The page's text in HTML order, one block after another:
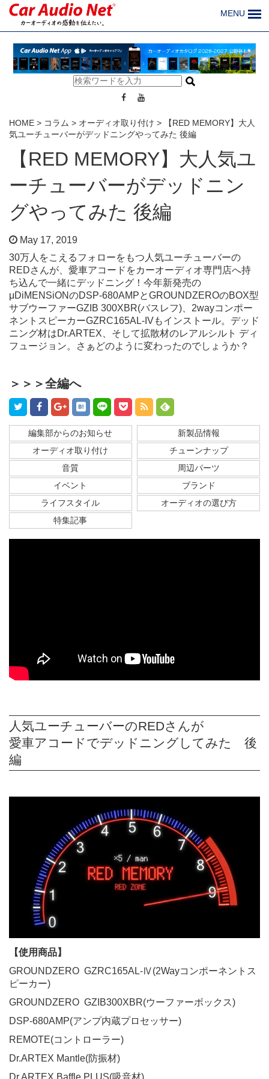
MENU
HOME > コラム > オーディオ取り付け >
【RED MEMORY】大人
気ユーチューバーがデッドニングやってみた 後編
【RED MEMORY】大人気ユ
ーチューバーがデッドニン
グやってみた 後編
May 17, 2019
30万人をこえるフォローをもつ人気ユーチューバーの
REDさんが、愛車アコードをカーオーディオ専門店へ持
ち込んで一緒にデッドニング！今年新発売の
μDiMENSiONのDSP-680AMPとGROUNDZEROのBOX型
サブウーファーGZIB 300XBR(バスレフ)
2wayコンポー
ネントスピーカーGZRC165AL-IVもインストール。デッド
ニング材はDr.ARTEX、そして拡散材のレアルシルト ディ
フュージョン。さぁどのように変わったのでしょうか？
＞＞＞全編へ
編集部からのお知らせ
新製品情報
オーディオ取り付け
チューンナップ
音質
周辺パーツ
イベント
ブランド
ライフスタイル
オーディオの選び方
特集記事
人気ユーチューバーのREDさんが
愛車アコードでデッドニングしてみた 後
編
【使用商品】
GROUNDZERO GZRC165AL-Ⅳ(2Wayコンポーネントス
ピーカー)
GROUNDZERO GZIB300XBR(ウーファーボックス)
DSP-680AMP(アンプ内蔵プロセッサー)
REMOTE(コントローラー)
Dr.ARTEX Mantle(防振材)